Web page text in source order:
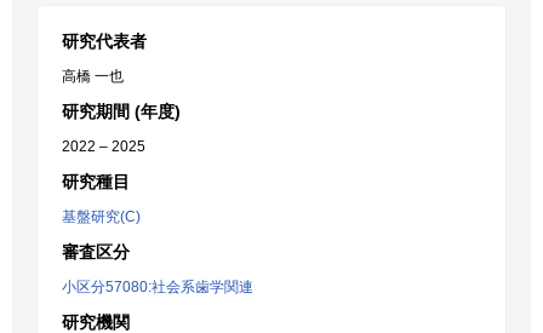
研究代表者
高橋 一也
研究期間 (年度)
2022 – 2025
研究種目
基盤研究(C)
審査区分
小区分57080:社会系歯学関連
研究機関